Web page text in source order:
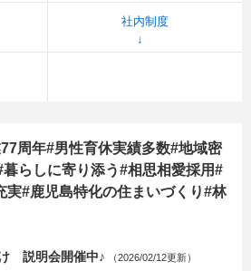
社内制度
周年#男性育休実績多数#地域密
らしに寄り添う#相思相愛採用#
実#鹿児島特化の住まいづくり#林
説明会開催中♪ （2026/02/12更新）